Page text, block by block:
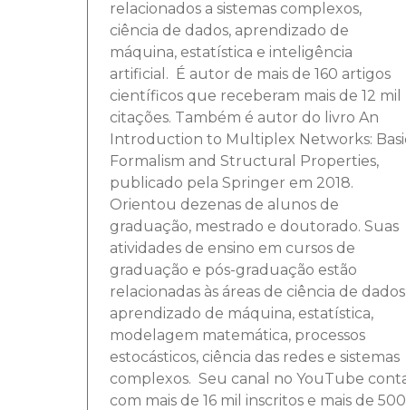
relacionados a sistemas complexos,
ciência de dados, aprendizado de
máquina, estatística e inteligência
artificial. É autor de mais de 160 artigos
científicos que receberam mais de 12 mil
citações. Também é autor do livro An
Introduction to Multiplex Networks:
Formalism and Structural Properties,
publicado pela Springer em 2018.
Orientou dezenas de alunos de
graduação, mestrado e doutorado. Suas
atividades de ensino em cursos de
graduação e pós-graduação estão
relacionadas às áreas de ciência de
aprendizado de máquina, estatística,
modelagem matemática, processos
estocásticos, ciência das redes e sistemas
complexos. Seu canal no YouTube
com mais de 16 mil inscritos e mais de 500